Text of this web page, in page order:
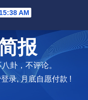
AM
报
卦，不评论。
录, 月底自愿付款 !